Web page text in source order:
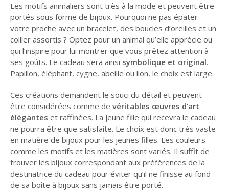
Les motifs animaliers sont très à la mode et peuvent être
portés sous forme de bijoux. Pourquoi ne pas épater
votre proche avec un bracelet, des boucles d’oreilles et un
collier assortis ? Optez pour un animal qu’elle apprécie ou
qui l’inspire pour lui montrer que vous prêtez attention à
ses goûts. Le cadeau sera ainsi symbolique et original.
Papillon, éléphant, cygne, abeille ou lion, le choix est large.
Ces créations demandent le souci du détail et peuvent
être considérées comme de véritables œuvres d’art
élégantes et raffinées. La jeune fille qui recevra le cadeau
ne pourra être que satisfaite. Le choix est donc très vaste
en matière de bijoux pour les jeunes filles. Les couleurs
comme les motifs et les matières sont variés. Il suffit de
trouver les bijoux correspondant aux préférences de la
destinatrice du cadeau pour éviter qu’il ne finisse au fond
de sa boîte à bijoux sans jamais être porté.